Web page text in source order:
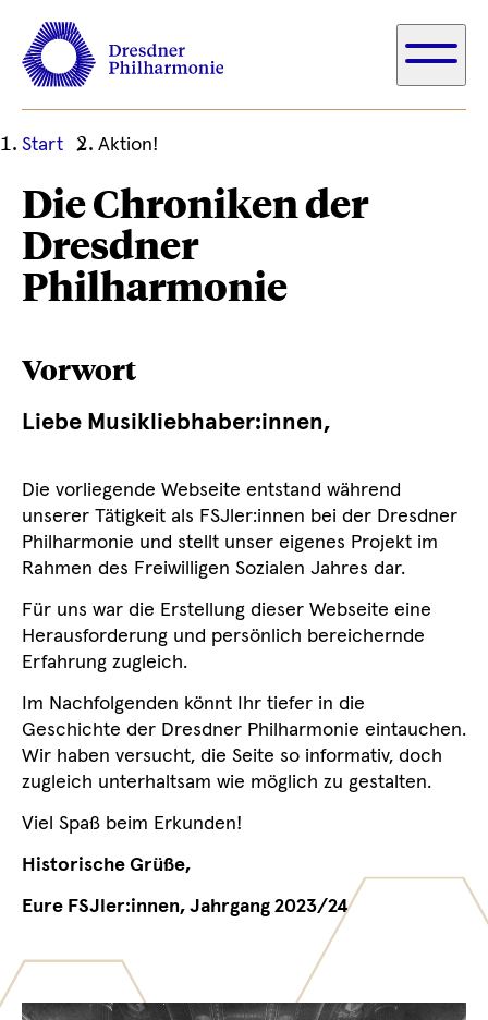
Ihre
Position
Start Aktion!
Die Chroniken der
Dresdner
Philharmonie
Vorwort
Liebe Musikliebhaber:innen,
Die vorliegende Webseite entstand während
unserer Tätigkeit als FSJler:innen bei der Dresdner
Philharmonie und stellt unser eigenes Projekt im
Rahmen des Freiwilligen Sozialen Jahres dar.
Für uns war die Erstellung dieser Webseite eine
Herausforderung und persönlich bereichernde
Erfahrung zugleich.
Im Nachfolgenden könnt Ihr tiefer in die
Geschichte der Dresdner Philharmonie eintauchen.
Wir haben versucht, die Seite so informativ, doch
zugleich unterhaltsam wie möglich zu gestalten.
Viel Spaß beim Erkunden!
Historische Grüße,
Eure FSJler:innen, Jahrgang 2023/24